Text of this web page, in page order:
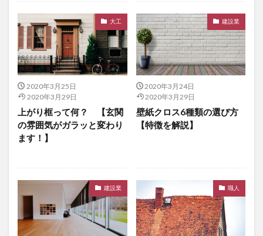
大工
2020年3月25日
2020年3月29日
上がり框って何？ 【玄関
の雰囲気がガラッと変わり
ます！】
建設業
2020年3月24日
2020年3月29日
壁紙クロス6種類の選び方
【特徴を解説】
建設業 職人